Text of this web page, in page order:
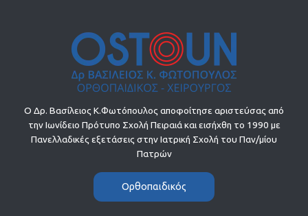
Ο Δρ. Βασίλειος Κ.Φωτόπουλος αποφοίτησε αριστεύσας από
την Ιωνίδειο Πρότυπο Σχολή Πειραιά και εισήχθη το 1990 με
Πανελλαδικές εξετάσεις στην Ιατρική Σχολή του Παν/μίου
Πατρών
Ορθοπαιδικός